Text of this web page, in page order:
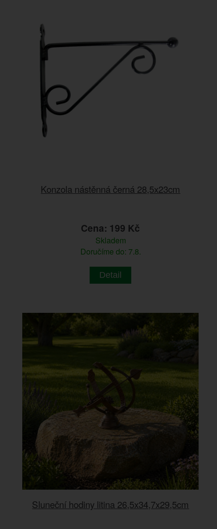
Konzola nástěnná černá 28,5x23cm
Cena: 199 Kč
Skladem
Doručíme do: 7.8.
Detail
Sluneční hodiny litina 26,5x34,7x29,5cm